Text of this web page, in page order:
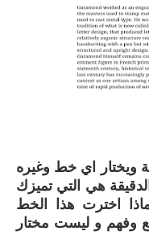
ويختار اي خط وغيره
هي التي تميزك
اخترت هذا الخط
وفهم و ليست مختار